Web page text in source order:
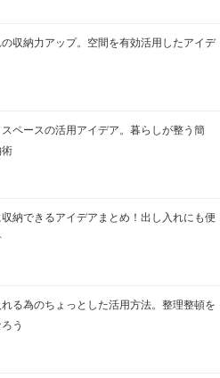
収納力アップ。空間を有効活用したアイデ
スペースの活用アイデア。暮らしが整う簡
納できるアイデアまとめ！出し入れにも便
る為のちょっとした活用方法。整理整頓を
う